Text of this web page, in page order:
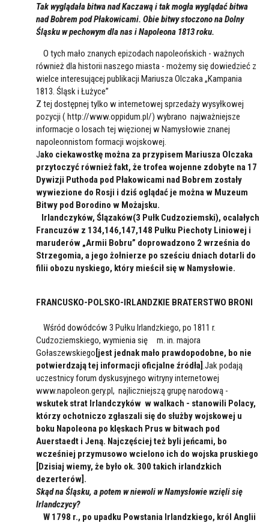
Tak wyglądała bitwa nad Kaczawą i tak mogła wyglądać bitwa
nad Bobrem pod Płakowicami. Obie bitwy stoczono na Dolny
Śląsku w pechowym dla nas i Napoleona 1813 roku.
O tych mało znanych epizodach napoleońskich - ważnych
również dla historii naszego miasta - możemy się dowiedzieć z
wielce interesującej publikacji Mariusza Olczaka „Kampania
1813. Śląsk i Łużyce”
Z tej dostępnej tylko w internetowej sprzedaży wysyłkowej
pozycji ( http://www.oppidum.pl/) wybrano najważniejsze
informacje o losach tej więzionej w Namysłowie znanej
napoleonnistom formacji wojskowej.
Jako ciekawostkę można za przypisem Mariusza Olczaka
przytoczyć również fakt, że trofea wojenne zdobyte na 17
Dywizji Puthoda pod Płakowicami nad Bobrem zostały
wywiezione do Rosji i dziś oglądać je można w Muzeum
Bitwy pod Borodino w Możajsku.
Irlandczyków, Ślązaków(3 Pułk Cudzoziemski), ocalałych
Francuzów z 134,146,147,148 Pułku Piechoty Liniowej i
maruderów „Armii Bobru” doprowadzono 2 września do
Strzegomia, a jego żołnierze po sześciu dniach dotarli do
filii obozu nyskiego, który mieścił się w Namysłowie.
FRANCUSKO-POLSKO-IRLANDZKIE BRATERSTWO BRONI
Wśród dowódców 3 Pułku Irlandzkiego, po 1811 r.
Cudzoziemskiego, wymienia się m. in. majora
Gołaszewskiego [jest jednak mało prawdopodobne, bo nie
potwierdzają tej informacji oficjalne źródła] .Jak podają
uczestnicy forum dyskusyjnego witryny internetowej
www.napoleon.gery.pl, najliczniejszą grupę narodową -
wskutek strat Irlandczyków w walkach - stanowili Polacy,
którzy ochotniczo zgłaszali się do służby wojskowej u
boku Napoleona po klęskach Prus w bitwach pod
Auerstaedt i Jeną. Najczęściej też byli jeńcami, bo
wcześniej przymusowo wcielono ich do wojska pruskiego
[Dzisiaj wiemy, że było ok. 300 takich irlandzkich
dezerterów].
Skąd na Śląsku, a potem w niewoli w Namysłowie wzięli się
Irlandczycy?
W 1798 r., po upadku Powstania Irlandzkiego, król Anglii